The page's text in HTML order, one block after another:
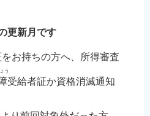
更新月です
お持ちの方へ、所得審査
う
受給者証か資格消滅通知